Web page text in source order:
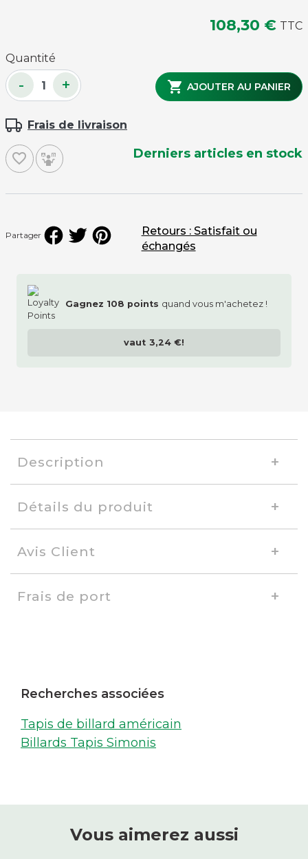
108,30 € TTC
Quantité
- +  AJOUTER AU PANIER
Frais de livraison
favorite_border Derniers articles en stock
Partager
Gagnez 108 points quand vous m'achetez !
vaut 3,24 €!
Retours : Satisfait ou
échangés
Description
Détails du produit
Avis Client
Frais de port
Recherches associées
Tapis de billard américain
Billards Tapis Simonis
Vous aimerez aussi